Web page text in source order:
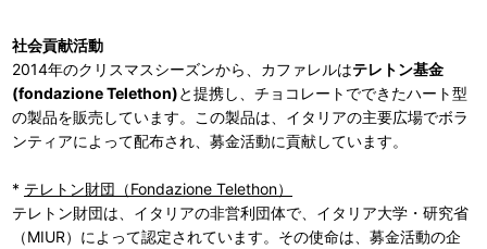
社会貢献活動
2014年のクリスマスシーズンから、カファレルはテレトン基金
(fondazione Telethon)と提携し、チョコレートでできたハート型
の製品を販売しています。この製品は、イタリアの主要広場でボラ
ンティアによって配布され、募金活動に貢献しています。
* テレトン財団（Fondazione Telethon）
テレトン財団は、イタリアの非営利団体で、イタリア大学・研究省
（MIUR）によって認定されています。その使命は、募金活動の企